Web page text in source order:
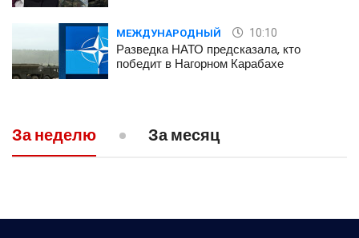
МЕЖДУНАРОДНЫЙ 10:10
Разведка НАТО предсказала, кто
победит в Нагорном Карабахе
Пашинян заявил о готовности Армении
За неделю За месяц